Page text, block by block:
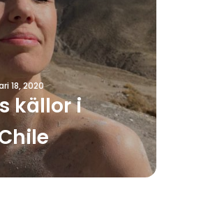
18, 2020
källor i